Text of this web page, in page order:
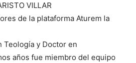
VILLAR
de la plataforma Aturem la
Teología y Doctor en
años fue miembro del equipo